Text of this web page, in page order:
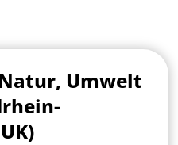
Umwelt